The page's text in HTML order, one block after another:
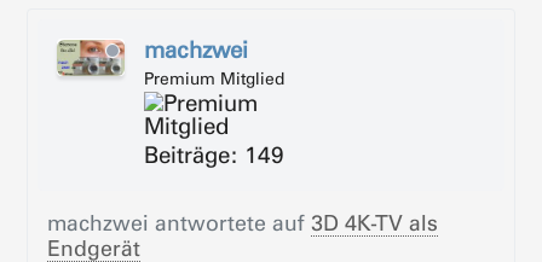
machzwei
Premium Mitglied
Beiträge: 149
machzwei antwortete auf3D 4K-TV als
Endgerät